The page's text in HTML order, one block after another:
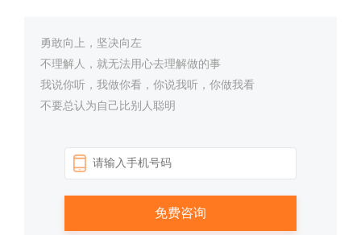
勇敢向上，坚决向左
不理解人，就无法用心去理解做的事
我说你听，我做你看，你说我听，你做我看
不要总认为自己比别人聪明